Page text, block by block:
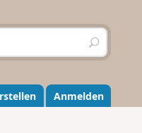
S
u
h
e
n
Anmelden